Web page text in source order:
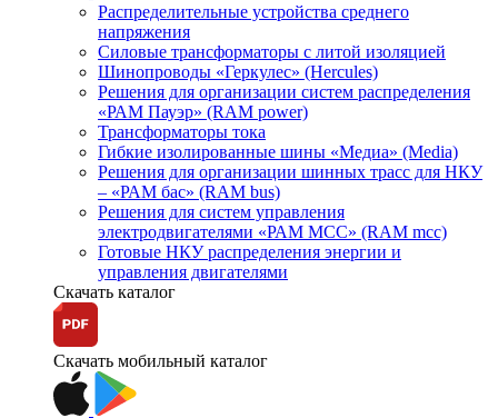
Распределительные устройства среднего
напряжения
Силовые трансформаторы с литой изоляцией
Шинопроводы «Геркулес» (Hercules)
Решения для организации систем распределения
«РАМ Пауэр» (RAM power)
Трансформаторы тока
Гибкие изолированные шины «Медиа» (Media)
Решения для организации шинных трасс для НКУ
– «РАМ бас» (RAM bus)
Решения для систем управления
электродвигателями «РАМ МСС» (RAM mcc)
Готовые НКУ распределения энергии и
управления двигателями
Скачать каталог
Скачать мобильный каталог